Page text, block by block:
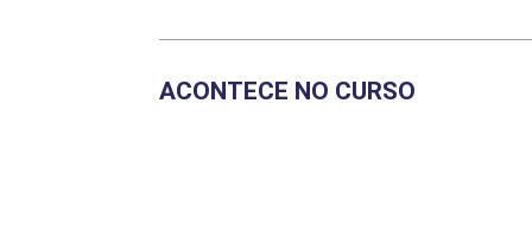
ESTÁGIO
ESTÁGIO
ACONTECE NO CURSO